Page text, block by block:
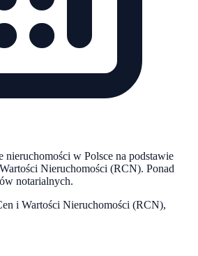
nieruchomości w Polsce na podstawie
Nieruchomości (RCN). Ponad
notarialnych.
i Wartości Nieruchomości (RCN),